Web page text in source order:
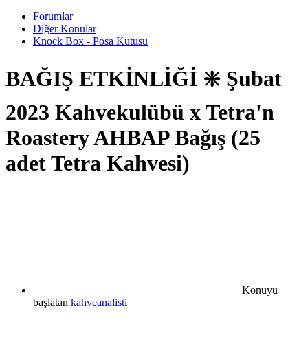
Forumlar
Diğer Konular
Knock Box - Posa Kutusu
BAĞIŞ ETKİNLİĞİ ❇️ Şubat
2023 Kahvekulübü x Tetra'n
Roastery AHBAP Bağış (25
adet Tetra Kahvesi)
Konuyu
başlatan kahveanalisti